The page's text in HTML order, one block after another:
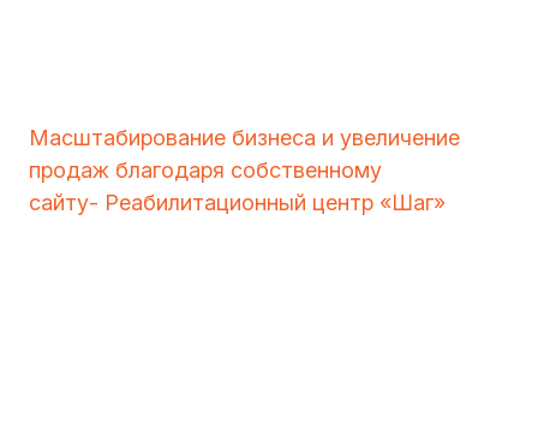
Масштабирование бизнеса и увеличение
продаж благодаря собственному
сайту- Реабилитационный центр «Шаг»